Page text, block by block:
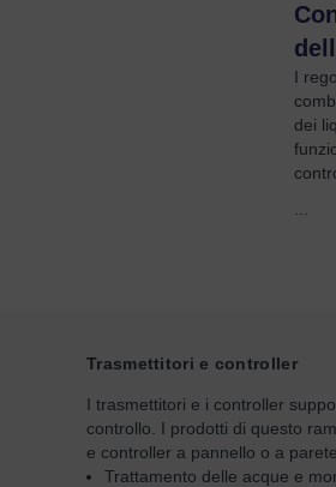
I
dei
Trasmettitori e controller
I trasmettitori e i controller
controllo. I prodotti di questo
e controller a pannello o a parete.
Trattamento delle acque e